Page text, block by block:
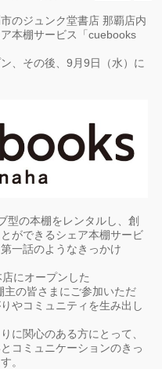
のジュンク堂書店 那覇店内
本棚サービス「cuebooks
、その後、9月9日（水）に
型の本棚をレンタルし、創
ができるシェア本棚サービ
一話のようなきっかけ
にオープンした
主の皆さまにご参加いただ
やコミュニティを生み出し
に関心のある方にとって、
コミュニケーションのきっ
。